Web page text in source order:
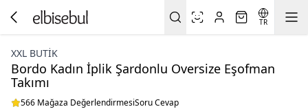
TR
XXL BUTİK
Bordo Kadın İplik Şardonlu Oversize Eşofman
Takımı
566 Mağaza DeğerlendirmesiSoru Cevap